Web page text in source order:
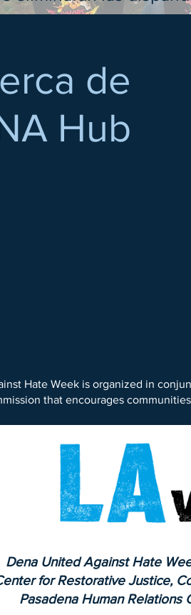
de
Hub
Hate Week is organized in
that encourages
Dena United Against Hate
for Restorative Justice,
Pasadena Human Relations